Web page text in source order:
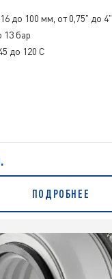
до 100 мм, от 0,75" до 4"
13 бар
до 120 C
ПОДРОБНЕЕ